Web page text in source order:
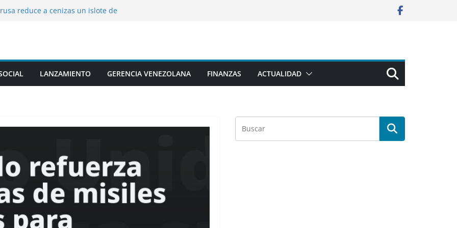
reduce a cenizas un islote de
rusos, no nos duele en absoluto”: Polonia
LANZAMIENTO GERENCIA VENEZOLANA FINANZAS ACTUALIDAD